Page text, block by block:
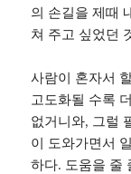
의 손길을 제때
쳐 주고 싶었던
사람이 혼자서
고도화될 수록
없거니와, 그럴
이 도와가면서
하다. 도움을 줄